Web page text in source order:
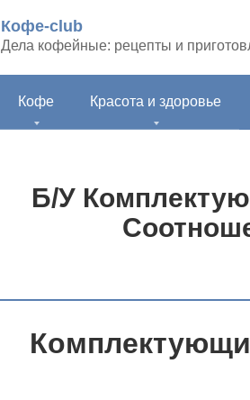
Кофе-club
Дела кофейные: рецепты и
Кофе Красота и здоровье
Б/У